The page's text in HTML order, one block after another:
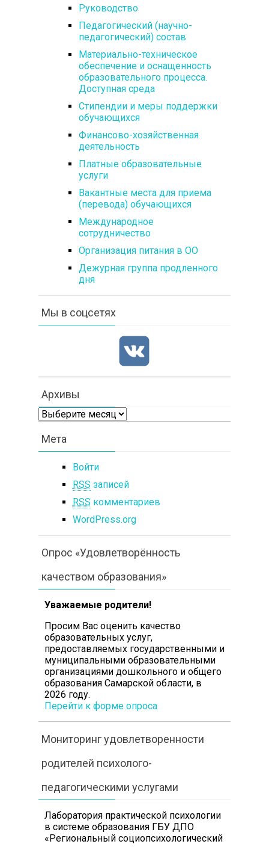
Руководство
Педагогический (научно-
педагогический) состав
Материально-техническое
обеспечение и оснащенность
образовательного процесса.
Доступная среда
Стипендии и меры поддержки
обучающихся
Финансово-хозяйственная
деятельность
Платные образовательные
услуги
Вакантные места для приема
(перевода) обучающихся
Международное
сотрудничество
Организация питания в ОО
Дежурная группа продленного
дня
Мы в соцсетях
Архивы
Архивы
Мета
Войти
RSS записей
RSS комментариев
WordPress.org
Опрос «Удовлетворённость
качеством образования»
Уважаемые родители!
Просим Вас оценить качество
образовательных услуг,
предоставляемых государственными и
муниципальными образовательными
организациями дошкольного и общего
образования Самарской области, в
2026 году.
Перейти к форме опроса
Мониторинг удовлетворенности
родителей психолого-
педагогическими услугами
Лаборатория практической психологии
в системе образования ГБУ ДПО
«Региональный социопсихологический